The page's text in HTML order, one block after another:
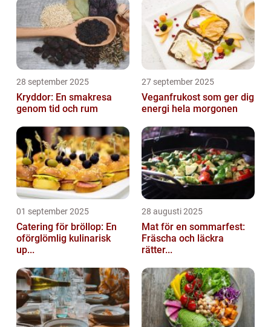
28 september 2025
Kryddor: En smakresa
genom tid och rum
27 september 2025
Veganfrukost som ger dig
energi hela morgonen
01 september 2025
Catering för bröllop: En
oförglömlig kulinarisk
up...
28 augusti 2025
Mat för en sommarfest:
Fräscha och läckra
rätter...